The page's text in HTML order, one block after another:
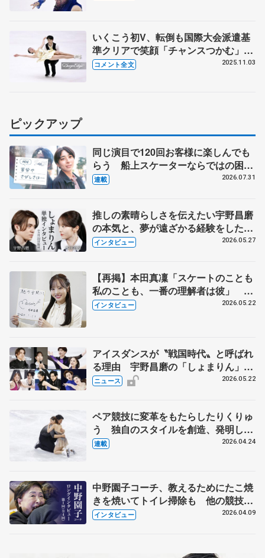
いくこう初V、転倒も国際大会派遣基
準クリアで笑顔「チャンスつかむ」
島田高志郎、櫛田育良の声かけで立て
コメント全文 2025.11.03
ピックアップ
同じ演目で120回お客様に楽しんでも
らう 船上スケーターならではの困難
とは 影響あったPIW前キャプテン松
連載 2026.07.31
推しの素晴らしさを伝えたい宇野昌磨
の本気と、夢が遠ざかる経験をした本
田真凜の覚悟
インタビュー 2026.05.27
【再掲】本田真凜「スケートのことも
私のことも、一番の理解者は彼」 引
退時の単独インタビューで語った競技
インタビュー 2026.05.22
アイスダンスが〝戦国時代〟と呼ばれ
る理由 宇野昌磨の「しょまりん」ら
実力者が相次いで参戦 国内の競争激
ニュース 2026.05.22
ペア競技に変革をもたらしたりくりゅ
う 独自のスタイルを創造、発明した
【引退発表後②】
連載 2026.04.24
中野園子コーチ、教えるためにたこ焼
きを焼いてトイレ掃除も 他の競技に
も通用するという坂本花織の筋肉
インタビュー 2026.04.09